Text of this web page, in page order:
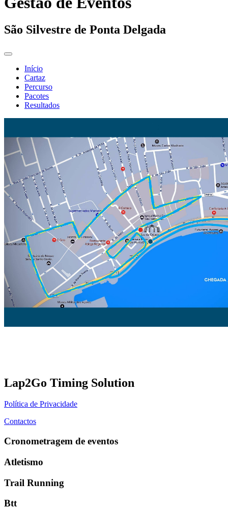
São Silvestre de Ponta Delgada
Início
Cartaz
Percurso
Pacotes
Resultados
Lap2Go Timing Solution
Política de Privacidade
Contactos
Cronometragem de eventos
Atletismo
Trail Running
Btt